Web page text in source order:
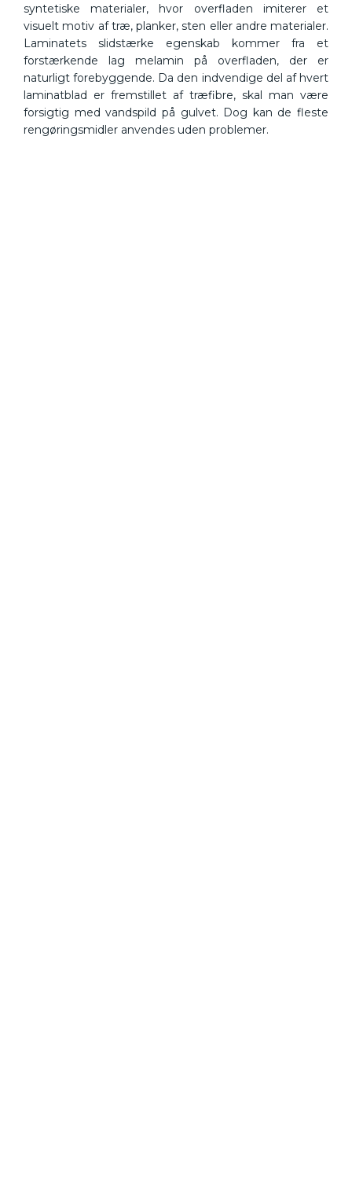
syntetiske materialer, hvor overfladen imiterer et
visuelt motiv af træ, planker, sten eller andre materialer.
Laminatets slidstærke egenskab kommer fra et
forstærkende lag melamin på overfladen, der er
naturligt forebyggende. Da den indvendige del af hvert
laminatblad er fremstillet af træfibre, skal man være
forsigtig med vandspild på gulvet. Dog kan de fleste
rengøringsmidler anvendes uden problemer.